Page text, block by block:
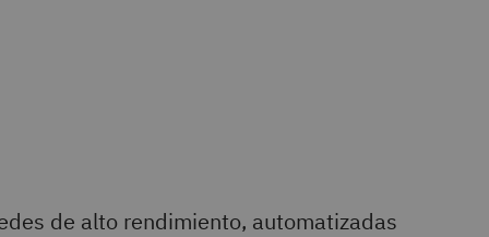
de alto rendimiento, automatizadas